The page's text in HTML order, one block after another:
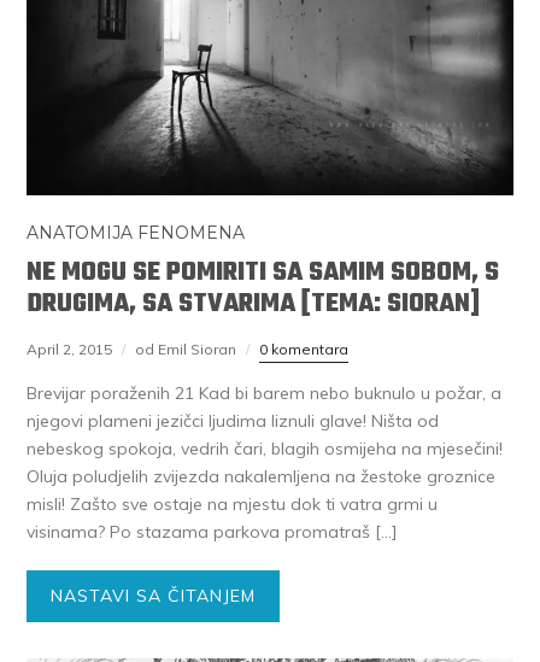
ANATOMIJA FENOMENA
NE MOGU SE POMIRITI SA SAMIM SOBOM, S
DRUGIMA, SA STVARIMA [TEMA: SIORAN]
April 2, 2015 od Emil Sioran 0 komentara
Brevijar poraženih 21 Kad bi barem nebo buknulo u požar, a
njegovi plameni jezičci ljudima liznuli glave! Ništa od
nebeskog spokoja, vedrih čari, blagih osmijeha na mjesečini!
Oluja poludjelih zvijezda nakalemljena na žestoke groznice
misli! Zašto sve ostaje na mjestu dok ti vatra grmi u
visinama? Po stazama parkova promatraš […]
NASTAVI SA ČITANJEM